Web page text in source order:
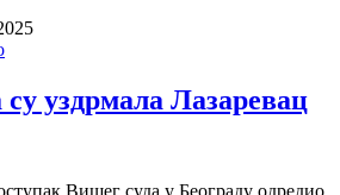
уздрмала Лазаревац
Ви­шег су­да у Бе­о­гра­ду од­ре­дио